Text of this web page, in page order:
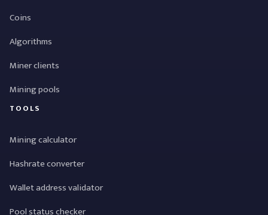
Coins
Algorithms
Miner clients
Mining pools
TOOLS
Mining calculator
Hashrate converter
Wallet address validator
Pool status checker